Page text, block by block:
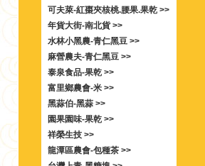
可夫萊-紅棗夾核桃.腰果.果乾 >>
年貨大街-南北貨 >>
水林小黑農-青仁黑豆 >>
麻營農夫-青仁黑豆 >>
泰泉食品-果乾 >>
富里鄉農會-米 >>
黑蒜伯-黑蒜 >>
園果園味-果乾 >>
祥榮生技 >>
龍潭區農會-包種茶 >>